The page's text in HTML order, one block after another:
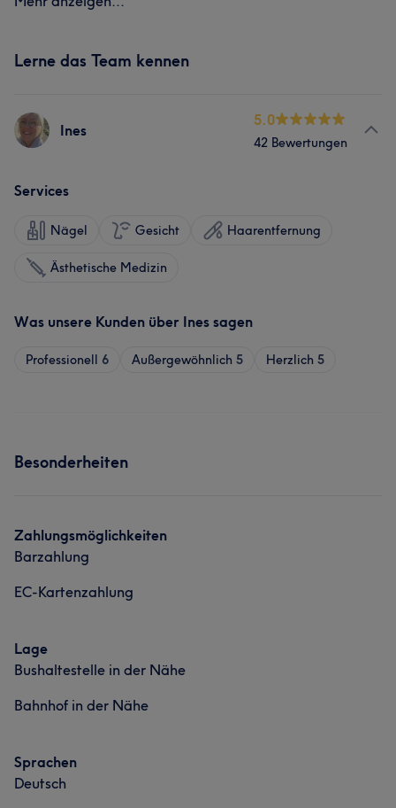
Lerne das Team kennen
Ines
5.0
42 Bewertungen
Services
Nägel Gesicht Haarentfernung
Ästhetische Medizin
Was unsere Kunden über Ines sagen
Professionell 6 Außergewöhnlich 5 Herzlich 5
Besonderheiten
Zahlungsmöglichkeiten
Barzahlung
EC-Kartenzahlung
Lage
Bushaltestelle in der Nähe
Bahnhof in der Nähe
Sprachen
Deutsch